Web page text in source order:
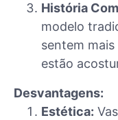
História
modelo
sentem
estão
Desvantagens:
Estética: